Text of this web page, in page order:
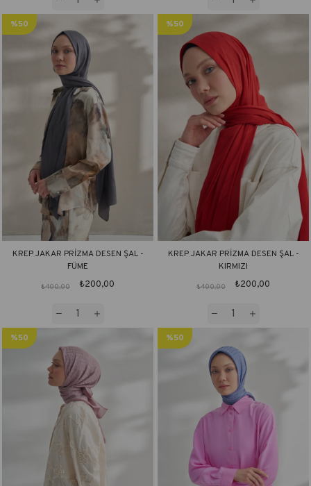
KREP JAKAR PRİZMA DESEN ŞAL -
FÜME
₺200,00
₺400,00
%50
KREP JAKAR PRİZMA DESEN ŞAL -
KIRMIZI
₺200,00
₺400,00
%50
İndirim
%50
%50